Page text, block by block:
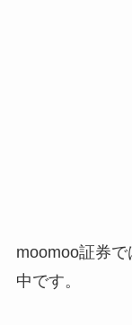
moomoo証券
中です。